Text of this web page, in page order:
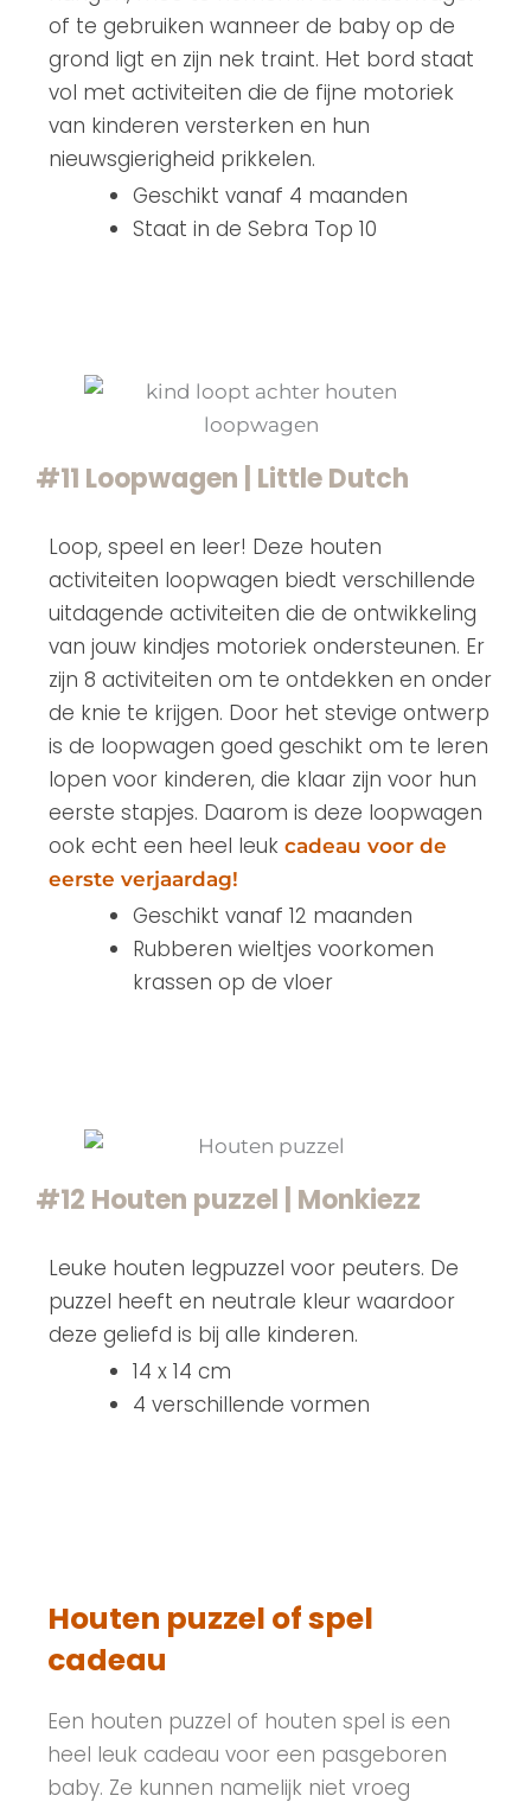
of te gebruiken wanneer de baby op de
grond ligt en zijn nek traint. Het bord staat
vol met activiteiten die de fijne motoriek
van kinderen versterken en hun
nieuwsgierigheid prikkelen.
Geschikt vanaf 4 maanden
Staat in de Sebra Top 10
#11 Loopwagen | Little Dutch
Loop, speel en leer! Deze houten
activiteiten loopwagen biedt verschillende
uitdagende activiteiten die de ontwikkeling
van jouw kindjes motoriek ondersteunen. Er
zijn 8 activiteiten om te ontdekken en onder
de knie te krijgen. Door het stevige ontwerp
is de loopwagen goed geschikt om te leren
lopen voor kinderen, die klaar zijn voor hun
eerste stapjes. Daarom is deze loopwagen
ook echt een heel leuk cadeau voor de
eerste verjaardag!
Geschikt vanaf 12 maanden
Rubberen wieltjes voorkomen
krassen op de vloer
#12 Houten puzzel | Monkiezz
Leuke houten legpuzzel voor peuters. De
puzzel heeft en neutrale kleur waardoor
deze geliefd is bij alle kinderen.
14 x 14 cm
4 verschillende vormen
Houten puzzel of spel
cadeau
Een houten puzzel of houten spel is een
heel leuk cadeau voor een pasgeboren
baby. Ze kunnen namelijk niet vroeg